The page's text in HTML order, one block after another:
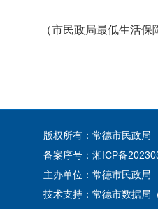
（市民政局最低生活
版权所有：常德市民政局
备案序号： 湘ICP备
主办单位：常德市民政局
技术支持：常德市数据局